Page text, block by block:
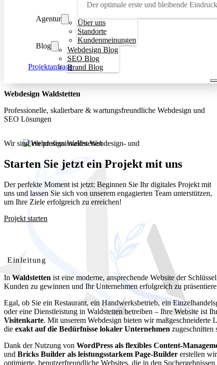
Der optimale erste und bleibende Eindruck
Agentur
Über uns
Standorte
Kundenmeinungen
Blog
Webdesign Blog
SEO Blog
Brand Blog
Projektanfrage
Webdesign Waldstetten
Professionelle, skalierbare & wartungsfreundliche Webdesign und
SEO Lösungen
Wir sind ein professionelles Webdesign- und
und kostengünstige Webdesignlösungen
Starten Sie jetzt ein Projekt mit uns
Der perfekte Moment ist jetzt: Beginnen Sie Ihr digitales Projekt mit
uns und lassen Sie sich von unserem engagierten Team unterstützen,
um Ihre Ziele erfolgreich zu erreichen!
Projekt starten
Webdesign Waldstetten: Ihre professionelle Website für lokalen
Einleitung
In Waldstetten ist eine moderne, ansprechende Website der
Kunden zu gewinnen und Ihr Unternehmen erfolgreich zu
Egal, ob Sie ein Restaurant, ein Handwerksbetrieb, ein
oder eine Dienstleistung in Waldstetten betreiben – Ihre Website ist
Visitenkarte. Mit unserem Webdesign bieten wir maßgeschneiderte
die exakt auf die Bedürfnisse lokaler Unternehmen zugeschnitten
Dank der Nutzung von WordPress als flexibles Content-
und Bricks Builder als leistungsstarkem Page-Builder erstellen
optimierte, benutzerfreundliche Websites, die in den